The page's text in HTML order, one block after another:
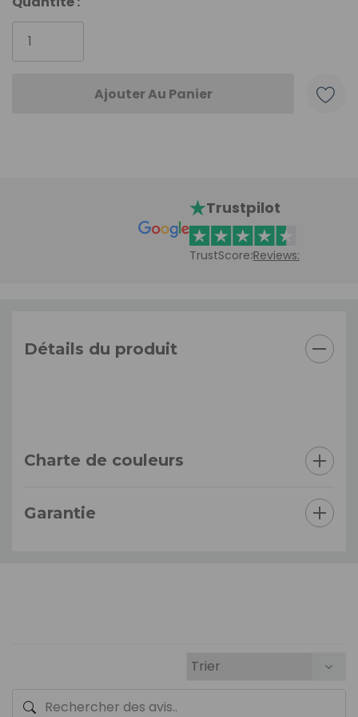
actuel
Trustpilot
TrustScore:Reviews:
Détails du produit
Charte de couleurs
Garantie